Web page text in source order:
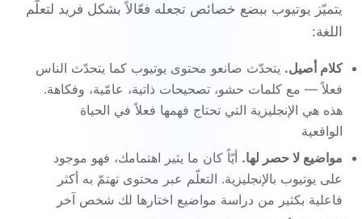
يتميّز يوتيوب ببضع خصائص تجعله فعّالاً بشكل فريد لتعلّم
اللغة:
كلام أصيل. يتحدّث صانعو محتوى يوتيوب كما يتحدّث الناس
فعلاً — مع كلمات حشو، تصحيحات ذاتية، عامّية، وفكاهة.
هذه هي الإنجليزية التي تحتاج فهمها فعلاً في الحياة
الواقعية
مواضيع لا حصر لها. أيّاً كان ما يثير اهتمامك، فهو موجود
على يوتيوب بالإنجليزية. التعلّم عبر محتوى تهتمّ به أكثر
فاعلية بكثير من دراسة مواضيع اختارها لك شخص آخر